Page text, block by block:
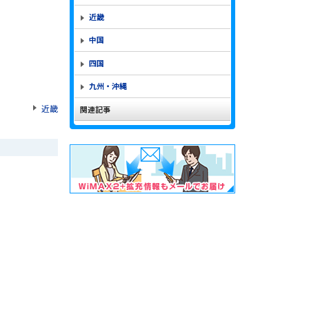
近畿
近畿
中国
四国
九州・沖縄
関連記事